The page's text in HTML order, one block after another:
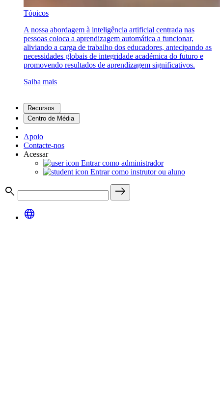
Tópicos
A nossa abordagem à inteligência artificial centrada nas
pessoas coloca a aprendizagem automática a funcionar,
aliviando a carga de trabalho dos educadores, antecipando as
necessidades globais de integridade académica do futuro e
promovendo resultados de aprendizagem significativos.
Saiba mais
Recursos
Centro de Média
Apoio
Contacte-nos
Acessar
Entrar como administrador
Entrar como instrutor ou aluno
search
east
language